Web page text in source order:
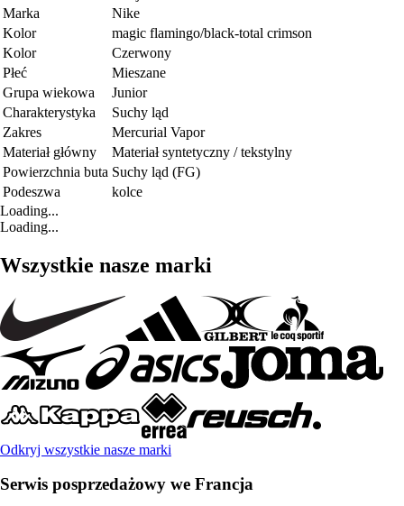
Marka
Nike
Kolor
magic flamingo/black-total crimson
Kolor
Czerwony
Płeć
Mieszane
Grupa wiekowa
Junior
Charakterystyka
Suchy ląd
Zakres
Mercurial Vapor
Materiał główny
Materiał syntetyczny / tekstylny
Powierzchnia buta Suchy ląd (FG)
Podeszwa
kolce
Loading...
Loading...
Wszystkie nasze marki
Odkryj wszystkie nasze marki
Serwis posprzedażowy we Francja